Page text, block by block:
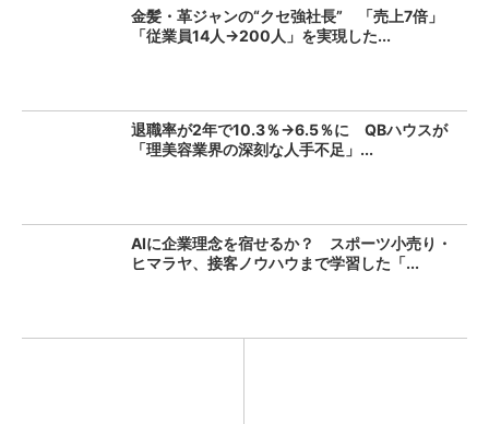
金髪・革ジャンの“クセ強社長” 「売上7倍」
「従業員14人→200人」を実現した...
退職率が2年で10.3％→6.5％に QBハウスが
「理美容業界の深刻な人手不足」...
AIに企業理念を宿せるか？ スポーツ小売り・
ヒマラヤ、接客ノウハウまで学習した「...